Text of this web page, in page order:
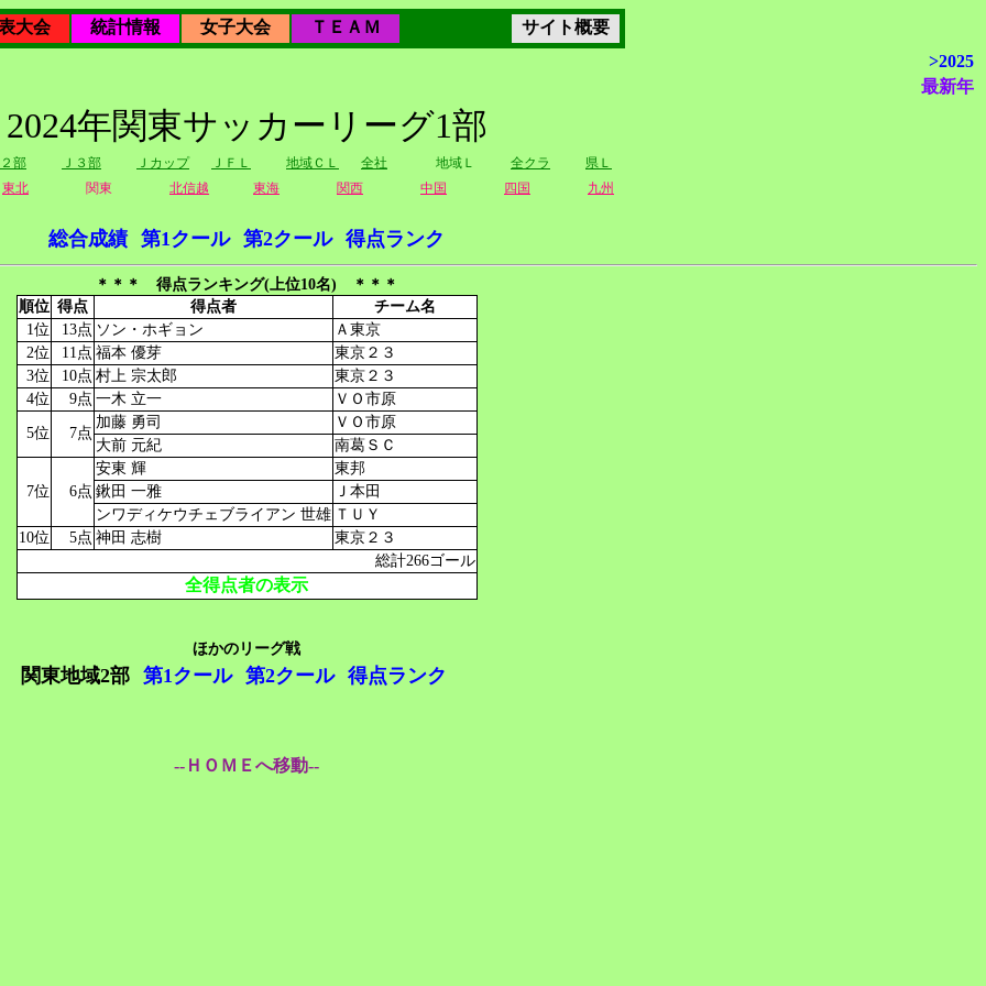
大会 統計情報 女子大会 ＴＥＡＭ
サイト概要
>2025
最新年
2024年関東サッカーリーグ1部
２部 Ｊ３部 Ｊカップ ＪＦＬ 地域ＣＬ 全社 地域Ｌ 全クラ
県Ｌ
東北 関東 北信越 東海 関西 中国 四国 九州
総合成績 第1クール 第2クール 得点ランク
＊＊＊ 得点ランキング(上位10名) ＊＊＊
順位 得点 得点者
チーム名
1位
13点 ソン・ホギョン
Ａ東京
2位
11点 福本 優芽
東京２３
3位
10点 村上 宗太郎
東京２３
4位
9点 一木 立一 ＶＯ市原
5位 7点
加藤 勇司
ＶＯ市原
大前 元紀
南葛ＳＣ
7位 6点
安東 輝
東邦
鍬田 一雅
Ｊ本田
ンワディケウチェブライアン 世雄 ＴＵＹ
10位
5点 神田 志樹
東京２３
総計266ゴール
全得点者の表示
ほかのリーグ戦
関東地域2部 第1クール 第2クール 得点ランク
--ＨＯＭＥへ移動--